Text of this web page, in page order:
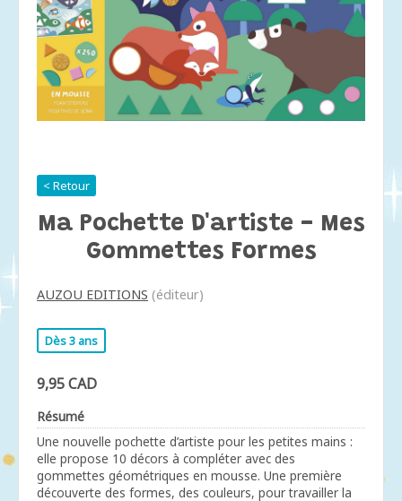
< Retour
Ma Pochette D'artiste - Mes
Gommettes Formes
AUZOU EDITIONS (éditeur)
Dès 3 ans
9,95 CAD
Résumé
Une nouvelle pochette d’artiste pour les petites mains :
elle propose 10 décors à compléter avec des
gommettes géométriques en mousse. Une première
découverte des formes, des couleurs, pour travailler la